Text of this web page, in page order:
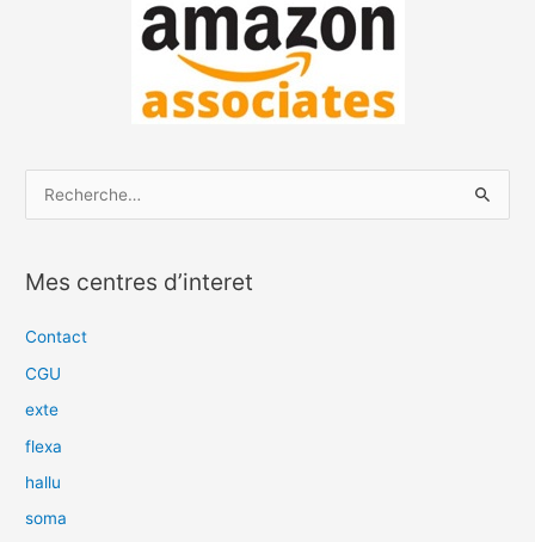
h
e
e
r
Mes centres d’interet
Contact
CGU
exte
flexa
hallu
soma